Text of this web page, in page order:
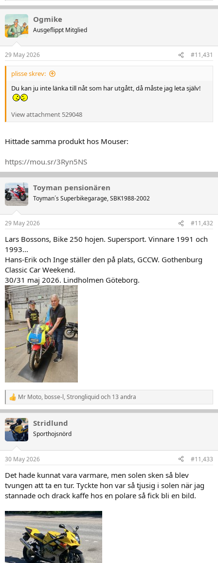
e
a
t
i
e
r
Ogmike
Ausgeflippt Mitglied
29 May 2026 #11,431
plisse skrev:
Du kan ju inte länka till nåt som har utgått, då måste jag leta själv!
View attachment 529048
Hittade samma produkt hos Mouser:
https://mou.sr/3Ryn5NS
Toyman pensionären
Toyman´s Superbikegarage, SBK1988-2002
29 May 2026 #11,432
Lars Bossons, Bike 250 hojen. Supersport. Vinnare 1991 och
1993...
Hans-Erik och Inge ställer den på plats, GCCW. Gothenburg
Classic Car Weekend.
30/31 maj 2026. Lindholmen Göteborg.
R
e
k
t
e
:
Mr Moto, bosse-l,Strongliquidoch 13 andra
Stridlund
Sporthojsnörd
30 May 2026 #11,433
Det hade kunnat vara varmare, men solen sken så blev
tvungen att ta en tur. Tyckte hon var så tjusig i solen när jag
stannade och drack kaffe hos en polare så fick bli en bild.